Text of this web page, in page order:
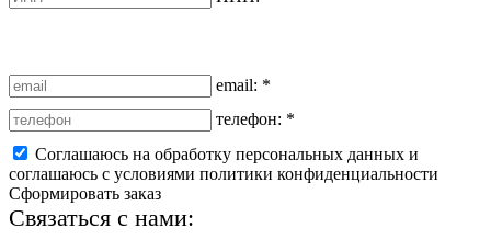
email: *
телефон: *
Соглашаюсь на обработку персональных данных и
соглашаюсь с условиями политики конфиденциальности
Сформировать заказ
Связаться с нами: